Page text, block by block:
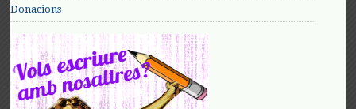
Donacions